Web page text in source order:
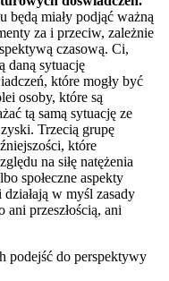
będą miały podjąć ważną
za i przeciw, zależnie
czasową. Ci,
daną sytuację
które mogły być
osoby, które są
tą samą sytuację ze
Trzecią grupę
które
na siłę natężenia
społeczne aspekty
w myśl zasady
ani przeszłością, ani
podejść do perspektywy